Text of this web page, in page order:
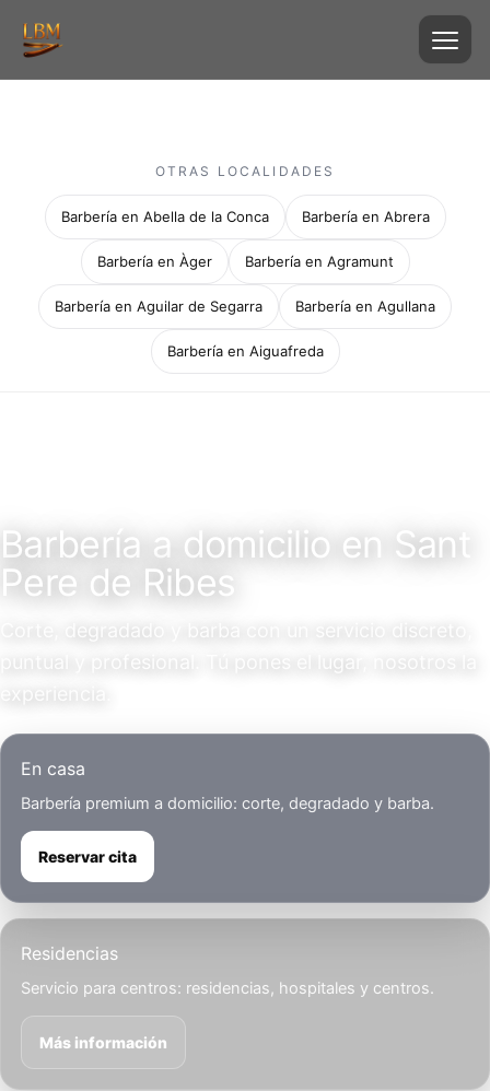
OTRAS LOCALIDADES
Barbería en Abella de la Conca Barbería en Abrera
Barbería en Àger Barbería en Agramunt
Barbería en Aguilar de Segarra Barbería en Agullana
Barbería en Aiguafreda
Barbería a domicilio en Sant
Pere de Ribes
Corte, degradado y barba con un servicio discreto,
puntual y profesional. Tú pones el lugar, nosotros la
En casa
Barbería premium a domicilio: corte, degradado y barba.
Reservar cita
Residencias
Servicio para centros: residencias, hospitales y centros.
Más información